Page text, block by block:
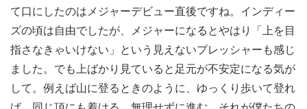
て口にしたのはメジャーデビュー直後ですね。インディー
ズの頃は自由でしたが、メジャーになるとやはり「上を目
指さなきゃいけない」という見えないプレッシャーも感じ
ました。でも上ばかり見ていると足元が不安定になる気が
して。例えば山に登るときのように、ゆっくり歩いて登れ